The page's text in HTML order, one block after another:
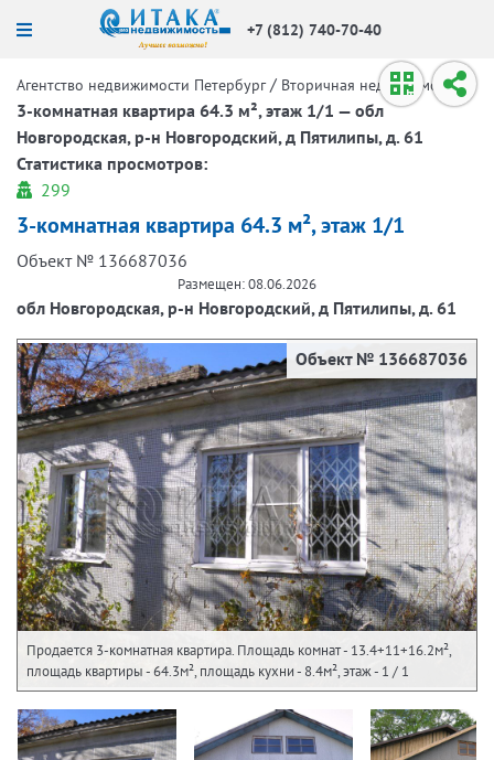
+7 (812) 740-70-40
Агентство недвижимости Петербург / Вторичная недвижимость /
3-комнатная квартира 64.3 м², этаж 1/1 — обл
Новгородская, р-н Новгородский, д Пятилипы, д. 61
Статистика просмотров:
299
3-комнатная квартира 64.3 м², этаж 1/1
Объект № 136687036
Размещен: 08.06.2026
обл Новгородская, р-н Новгородский, д Пятилипы, д. 61
Объект № 136687036
Продается 3-комнатная квартира. Площадь комнат - 13.4+11+16.2м²,
площадь квартиры - 64.3м², площадь кухни - 8.4м², этаж - 1 / 1